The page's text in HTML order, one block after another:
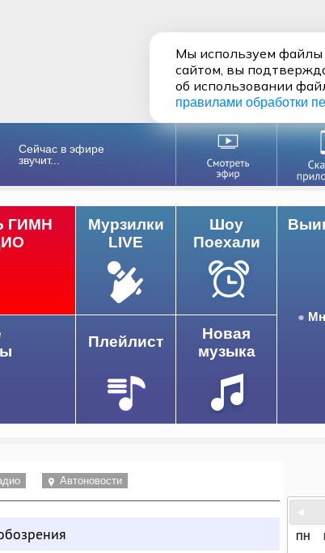
Сейчас в эфире
звучит...
ГИМН
Мурзилки
LIVE
Шоу
Поехали
Плейлист
Новая
музыка
Автоновости
ПН
Мы используем файлы
сайтом, вы
об использовании
правилами обработки